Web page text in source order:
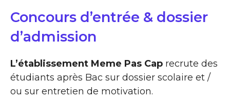
Concours d’entrée & dossier
d’admission
L’établissement Meme Pas Cap recrute des
étudiants après Bac sur dossier scolaire et /
ou sur entretien de motivation.